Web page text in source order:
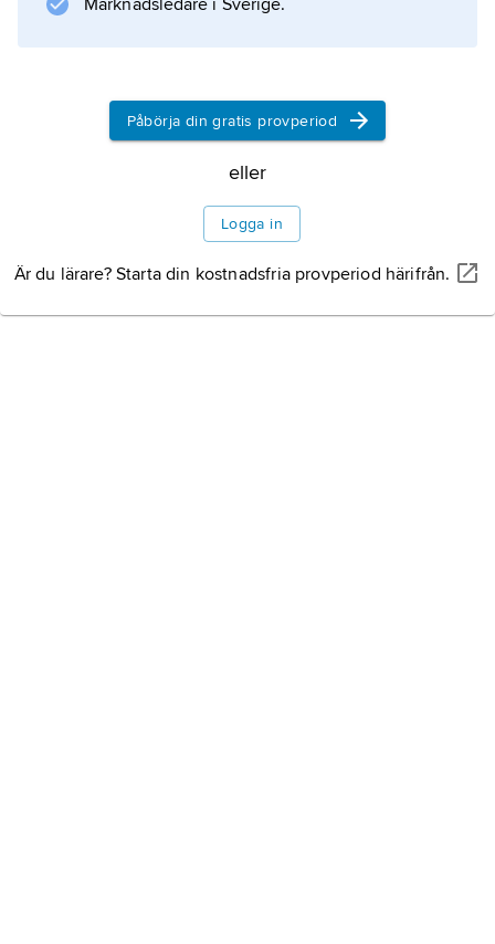
Information om artikeln
Marknadsledare i Sverige.
Påbörja din gratis provperiod
eller
Logga in
Är du lärare? Starta din kostnadsfria provperiod härifrån.